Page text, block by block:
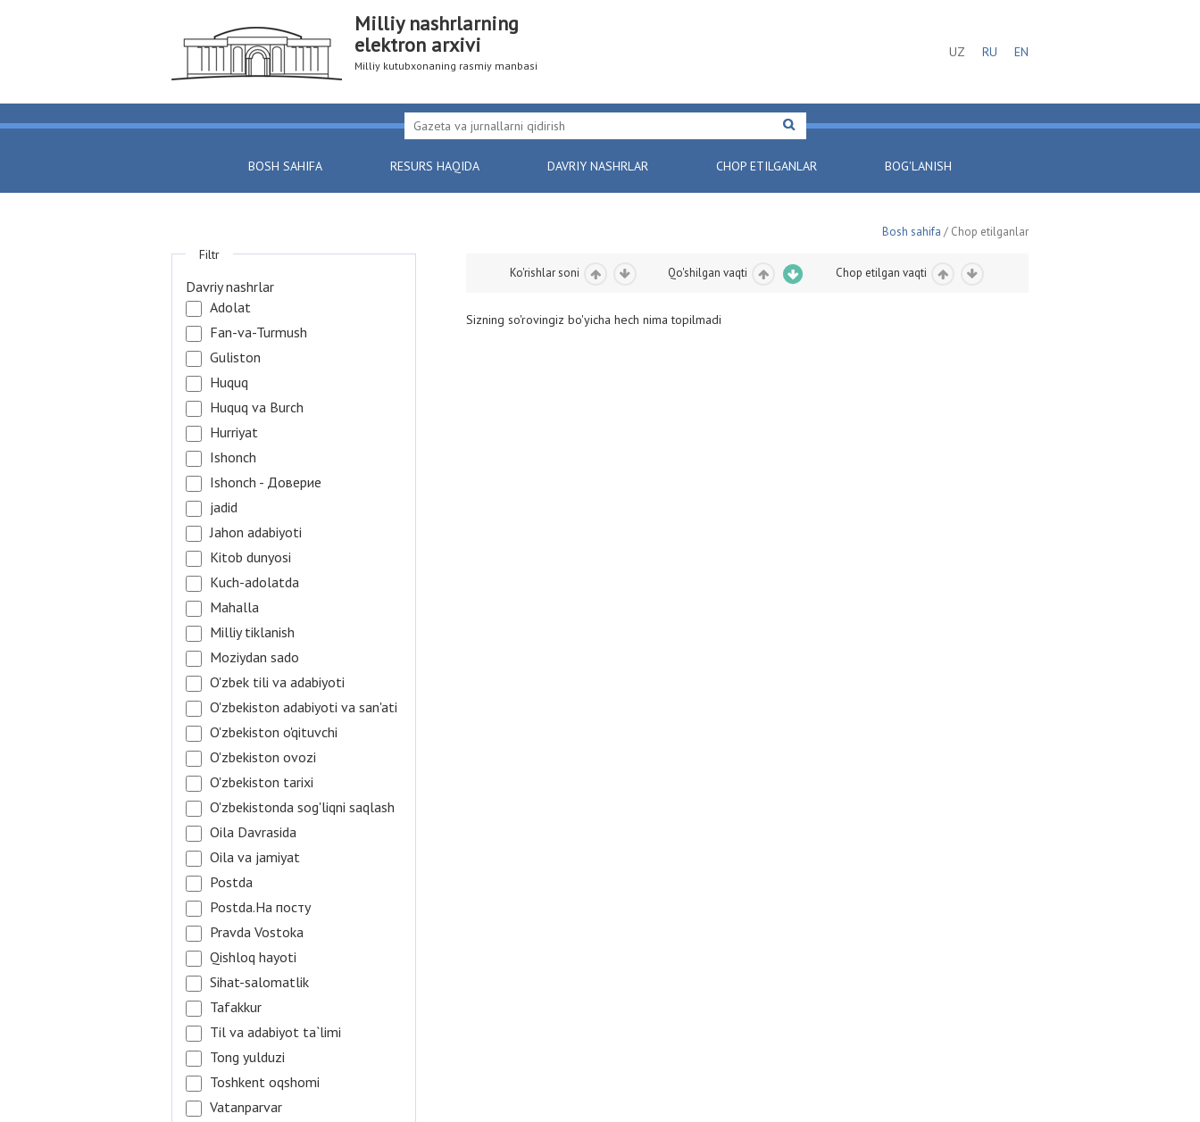
Milliy nashrlarning
elektron arxivi
Milliy kutubxonaning rasmiy manbasi
UZ RU EN
BOSH SAHIFA RESURS HAQIDA DAVRIY NASHRLAR CHOP ETILGANLAR BOG'LANISH
Bosh sahifa / Chop etilganlar
Ko'rishlar soni Qo'shilgan vaqti Chop etilgan vaqti
Sizning so'rovingiz bo'yicha hech nima topilmadi
Filtr
Davriy nashrlar
Adolat
Fan-va-Turmush
Guliston
Huquq
Huquq va Burch
Hurriyat
Ishonch
Ishonch - Доверие
jadid
Jahon adabiyoti
Kitob dunyosi
Kuch-adolatda
Mahalla
Milliy tiklanish
Moziydan sado
O'zbek tili va adabiyoti
O'zbekiston adabiyoti va san'ati
O'zbekiston o'qituvchi
O'zbekiston ovozi
O'zbekiston tarixi
O'zbekistonda sog'liqni saqlash
Oila Davrasida
Oila va jamiyat
Postda
Postda.На посту
Pravda Vostoka
Qishloq hayoti
Sihat-salomatlik
Tafakkur
Til va adabiyot ta`limi
Tong yulduzi
Toshkent oqshomi
Vatanparvar